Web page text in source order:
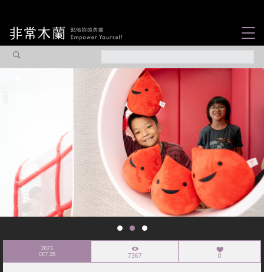
觀點專欄
焦點企劃
社會企業
認識我們
2025
OCT 28 7367 0